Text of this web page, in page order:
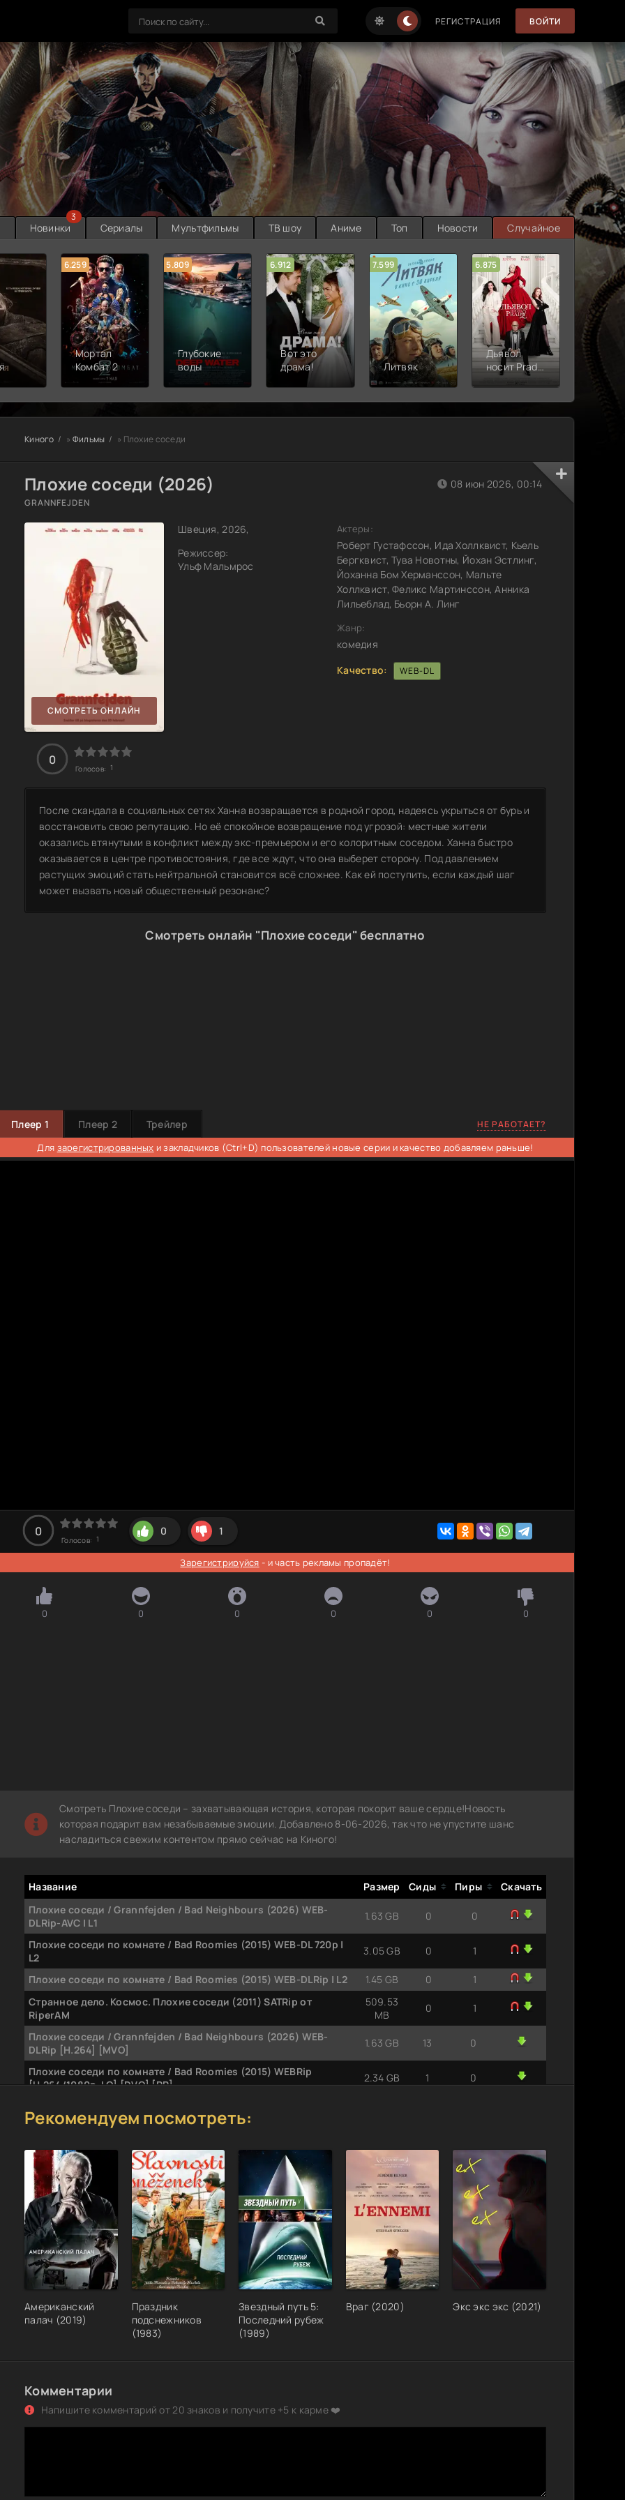
РЕГИСТРАЦИЯ ВОЙТИ
Новинки
3
Сериалы Мультфильмы ТВ шоу Аниме Топ Новости Случайное
6.259
Мортал
Комбат 2
5.809
Глубокие
воды
6.912
Вот это
драма!
7.599
Литвяк
6.875
Дьявол
носит Prada
2
6.314
Киного » Фильмы » Плохие соседи
Плохие соседи (2026)
GRANNFEJDEN
СМОТРЕТЬ ОНЛАЙН
Швеция, 2026,
Режиссер:
Ульф Мальмрос
08 июн 2026, 00:14
Актеры:
Роберт Густафссон, Ида Холлквист, Кьель
Бергквист, Тува Новотны, Йохан Эстлинг,
Йоханна Бом Херманссон, Мальте
Холлквист, Феликс Мартинссон, Анника
Лильеблад, Бьорн А. Линг
Жанр:
комедия
Качество:
WEB-DL
0
Голосов: 1
После скандала в социальных сетях Ханна возвращается в родной город, надеясь укрыться от бурь и
восстановить свою репутацию. Но её спокойное возвращение под угрозой: местные жители
оказались втянутыми в конфликт между экс-премьером и его колоритным соседом. Ханна быстро
оказывается в центре противостояния, где все ждут, что она выберет сторону. Под давлением
растущих эмоций стать нейтральной становится всё сложнее. Как ей поступить, если каждый шаг
может вызвать новый общественный резонанс?
Смотреть онлайн "Плохие соседи" бесплатно
Плеер 1 Плеер 2 Трейлер НЕ РАБОТАЕТ?
Для зарегистрированных и закладчиков (Ctrl+D) пользователей новые серии и качество добавляем раньше!
0
Голосов: 1
0 1
Зарегистрируйся - и часть рекламы пропадёт!
0 0 0 0 0 0
Смотреть Плохие соседи – захватывающая история, которая покорит ваше сердце!Новость
которая подарит вам незабываемые эмоции. Добавлено 8-06-2026, так что не упустите шанс
насладиться свежим контентом прямо сейчас на Киного!
Название Размер Сиды Пиры
Скачать
Плохие соседи / Grannfejden / Bad Neighbours (2026) WEB-
DLRip-AVC | L1
1.63 GB 0 0
Плохие соседи по комнате / Bad Roomies (2015) WEB-DL 720p |
L2
3.05 GB 0 1
Плохие соседи по комнате / Bad Roomies (2015) WEB-DLRip | L2 1.45 GB 0
1
Странное дело. Космос. Плохие соседи (2011) SATRip от
RiperAM
509.53
MB
0 1
Плохие соседи / Grannfejden / Bad Neighbours (2026) WEB-
DLRip [H.264] [MVO]
1.63 GB 13 0
Плохие соседи по комнате / Bad Roomies (2015) WEBRip
[H.264/1080p-LQ] [DVO] [PR]
2.34 GB 1 0
Рекомендуем посмотреть:
Американский
палач (2019)
Праздник
подснежников
(1983)
Звездный путь 5:
Последний рубеж
(1989)
Враг (2020) Экс экс экс (2021)
Комментарии
Напишите комментарий от 20 знаков и получите +5 к карме ❤️